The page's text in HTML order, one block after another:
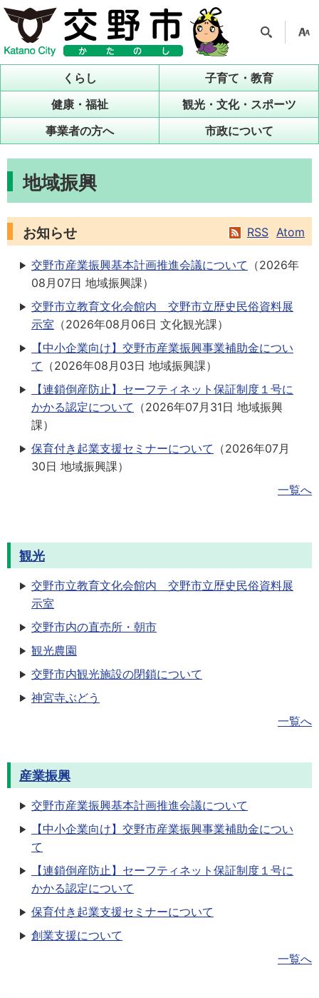
ル
くらし
子育て・教育
健康・福祉
観光・文化・スポーツ
事業者の方へ
市政について
地域振興
お知らせ RSS Atom
交野市産業振興基本計画推進会議について （2026年
08月07日 地域振興課）
交野市立教育文化会館内 交野市立歴史民俗資料展
示室 （2026年08月06日 文化観光課）
【中小企業向け】交野市産業振興事業補助金につい
て （2026年08月03日 地域振興課）
【連鎖倒産防止】セーフティネット保証制度１号に
かかる認定について （2026年07月31日 地域振興
課）
保育付き起業支援セミナーについて （2026年07月
30日 地域振興課）
一覧へ
観光
交野市立教育文化会館内 交野市立歴史民俗資料展
示室
交野市内の直売所・朝市
観光農園
交野市内観光施設の閉鎖について
神宮寺ぶどう
一覧へ
産業振興
交野市産業振興基本計画推進会議について
【中小企業向け】交野市産業振興事業補助金につい
て
【連鎖倒産防止】セーフティネット保証制度１号に
かかる認定について
保育付き起業支援セミナーについて
創業支援について
一覧へ